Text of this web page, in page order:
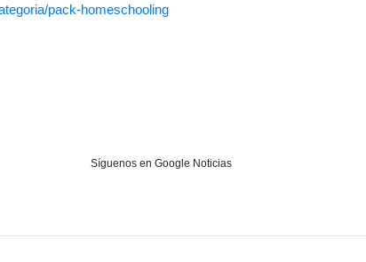
pack-homeschooling
Síguenos en Google Noticias